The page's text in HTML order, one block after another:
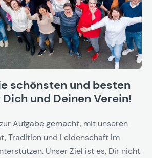
schönsten und besten
und Deinen Verein!
Aufgabe gemacht, mit unseren
Tradition und Leidenschaft im
Unser Ziel ist es, Dir nicht